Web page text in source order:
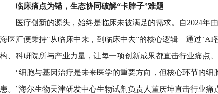
临床痛点为锚，生态协同破解“卡脖子”难题
医疗创新的源头，始终是临床未被满足的需求。自2024年
海医汇便秉持“从临床中来，到临床中去”的核心逻辑，通过“AI
构、科研院所与产业力量，让每一项创新成果都直击行业痛点
“细胞与基因治疗是未来医学的重要方向，但核心环节的细
患。”海尔生物天津研发中心生物试剂负责人董庆坤直击行业痛